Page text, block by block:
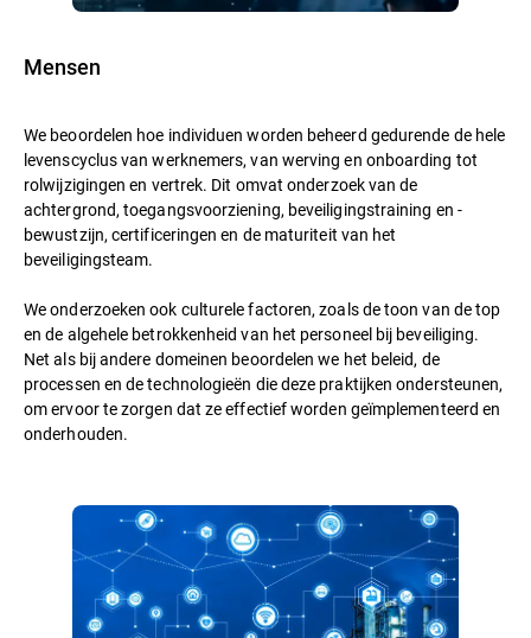
Mensen
We beoordelen hoe individuen worden beheerd gedurende de hele
levenscyclus van werknemers, van werving en onboarding tot
rolwijzigingen en vertrek. Dit omvat onderzoek van de
achtergrond, toegangsvoorziening, beveiligingstraining en -
bewustzijn, certificeringen en de maturiteit van het
beveiligingsteam.
We onderzoeken ook culturele factoren, zoals de toon van de top
en de algehele betrokkenheid van het personeel bij beveiliging.
Net als bij andere domeinen beoordelen we het beleid, de
processen en de technologieën die deze praktijken ondersteunen,
om ervoor te zorgen dat ze effectief worden geïmplementeerd en
onderhouden.